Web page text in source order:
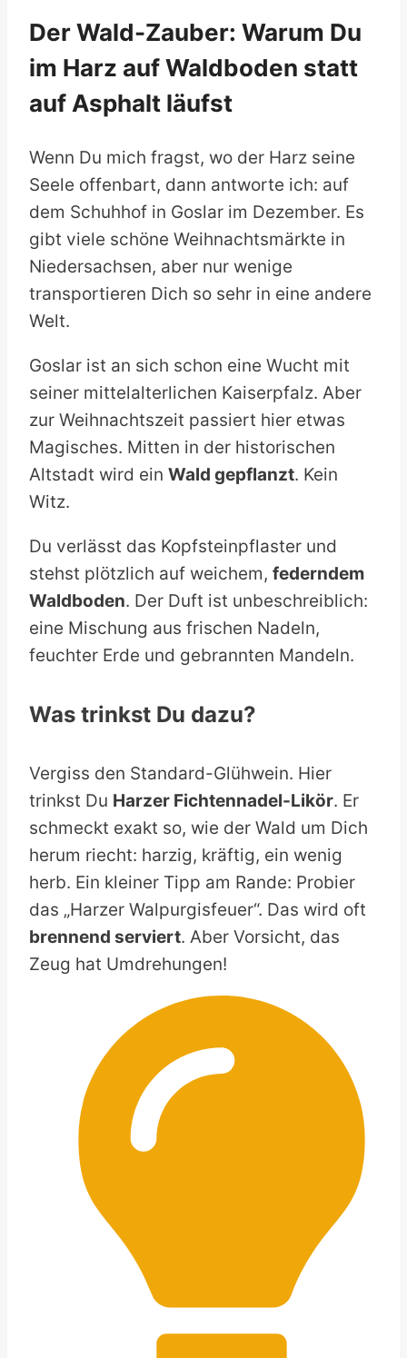
Der Wald-Zauber: Warum Du
im Harz auf Waldboden statt
auf Asphalt läufst
Wenn Du mich fragst, wo der Harz seine
Seele offenbart, dann antworte ich: auf
dem Schuhhof in Goslar im Dezember. Es
gibt viele schöne Weihnachtsmärkte in
Niedersachsen, aber nur wenige
transportieren Dich so sehr in eine andere
Welt.
Goslar ist an sich schon eine Wucht mit
seiner mittelalterlichen Kaiserpfalz. Aber
zur Weihnachtszeit passiert hier etwas
Magisches. Mitten in der historischen
Altstadt wird ein Wald gepflanzt. Kein
Witz.
Du verlässt das Kopfsteinpflaster und
stehst plötzlich auf weichem, federndem
Waldboden. Der Duft ist unbeschreiblich:
eine Mischung aus frischen Nadeln,
feuchter Erde und gebrannten Mandeln.
Was trinkst Du dazu?
Vergiss den Standard-Glühwein. Hier
trinkst Du Harzer Fichtennadel-Likör. Er
schmeckt exakt so, wie der Wald um Dich
herum riecht: harzig, kräftig, ein wenig
herb. Ein kleiner Tipp am Rande: Probier
das „Harzer Walpurgisfeuer“. Das wird oft
brennend serviert. Aber Vorsicht, das
Zeug hat Umdrehungen!